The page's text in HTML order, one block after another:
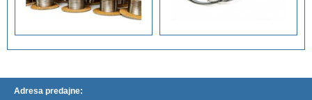
Adresa predajne: